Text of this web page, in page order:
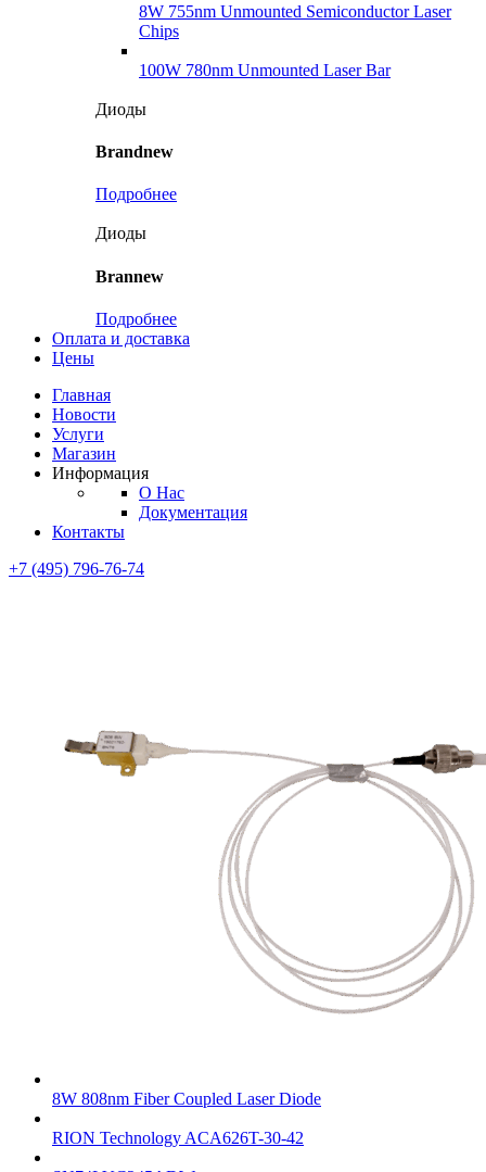
8W 755nm Unmounted Semiconductor Laser
Chips
100W 780nm Unmounted Laser Bar
Диоды
Brandnew
Подробнее
Диоды
Brannew
Подробнее
Оплата и доставка
Цены
Главная
Новости
Услуги
Магазин
Информация
О Нас
Документация
Контакты
+7 (495) 796-76-74
8W 808nm Fiber Coupled Laser Diode
RION Technology ACA626T-30-42